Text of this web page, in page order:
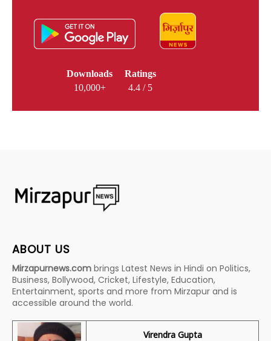
Downloads
10,000+
Ratings
4.4 / 5
ABOUT US
Mirzapurnews.com brings Latest News in Hindi on Politics,
Business, Bollywood, Cricket, Lifestyle, Education,
Entertainment, sports and more from Mirzapur and is
accessible around the world.
Virendra Gupta